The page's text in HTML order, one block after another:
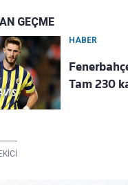
GEÇME
HABER
Tam 230